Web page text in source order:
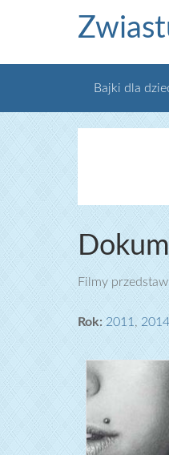
Bajki dla
Filmy
Rok: 2011 , 2014